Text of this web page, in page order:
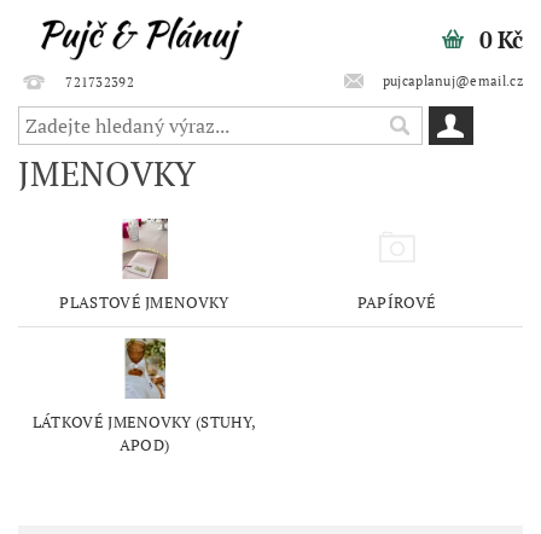
721732392 pujcaplanuj@email.cz
0 Kč
JMENOVKY
PLASTOVÉ JMENOVKY PAPÍROVÉ
LÁTKOVÉ JMENOVKY (STUHY,
APOD)